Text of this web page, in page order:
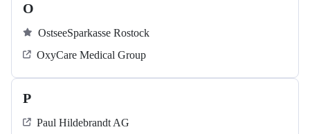
O
OstseeSparkasse Rostock
OxyCare Medical Group
P
Paul Hildebrandt AG